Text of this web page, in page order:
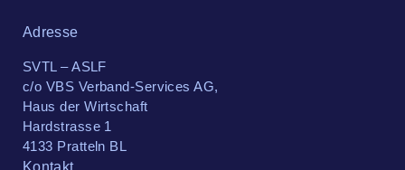
Adresse
SVTL – ASLF
c/o VBS Verband-Services AG,
Haus der Wirtschaft
Hardstrasse 1
4133 Pratteln BL
Kontakt